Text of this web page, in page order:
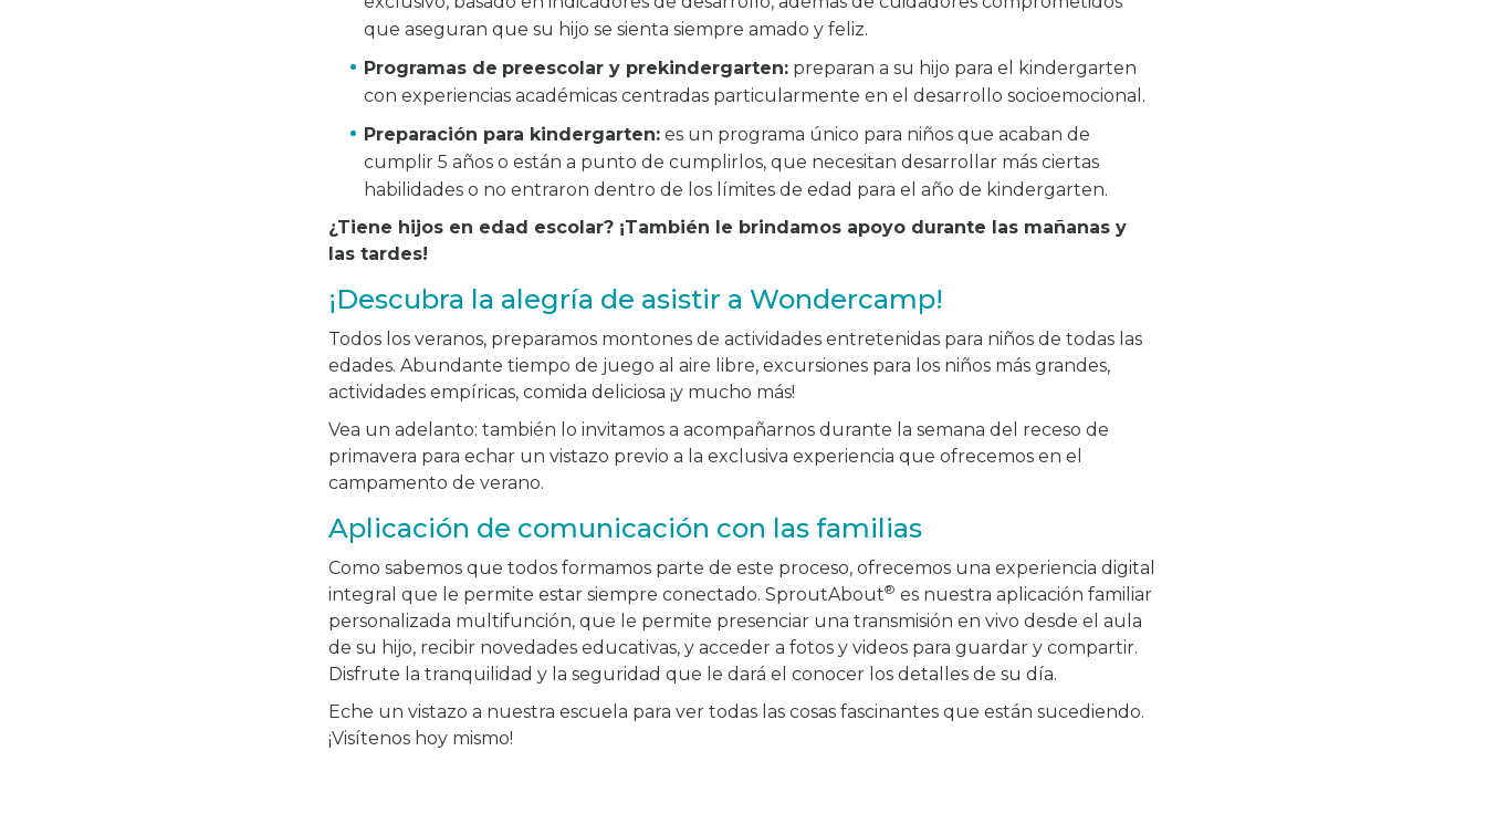
que aseguran que su hijo se sienta siempre amado y feliz.
Programas de preescolar y prekindergarten: preparan a su hijo para el kindergarten
con experiencias académicas centradas particularmente en el desarrollo socioemocional.
Preparación para kindergarten: es un programa único para niños que acaban de
cumplir 5 años o están a punto de cumplirlos, que necesitan desarrollar más ciertas
habilidades o no entraron dentro de los límites de edad para el año de kindergarten.
¿Tiene hijos en edad escolar? ¡También le brindamos apoyo durante las mañanas y
las tardes!
¡Descubra la alegría de asistir a Wondercamp!
Todos los veranos, preparamos montones de actividades entretenidas para niños de todas las
edades. Abundante tiempo de juego al aire libre, excursiones para los niños más grandes,
actividades empíricas, comida deliciosa ¡y mucho más!
Vea un adelanto: también lo invitamos a acompañarnos durante la semana del receso de
primavera para echar un vistazo previo a la exclusiva experiencia que ofrecemos en el
campamento de verano.
Aplicación de comunicación con las familias
Como sabemos que todos formamos parte de este proceso, ofrecemos una experiencia digital
integral que le permite estar siempre conectado. SproutAbout® es nuestra aplicación familiar
personalizada multifunción, que le permite presenciar una transmisión en vivo desde el aula
de su hijo, recibir novedades educativas, y acceder a fotos y videos para guardar y compartir.
Disfrute la tranquilidad y la seguridad que le dará el conocer los detalles de su día.
Eche un vistazo a nuestra escuela para ver todas las cosas fascinantes que están sucediendo.
¡Visítenos hoy mismo!